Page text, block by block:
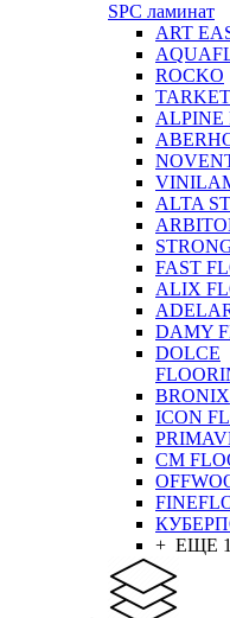
SPC ламинат
ART
ROCKO
ALPINE
ALTA
FAST
ALIX
DAMY
DOLCE
BRONIX
ICON
CM
+ ЕЩЕ